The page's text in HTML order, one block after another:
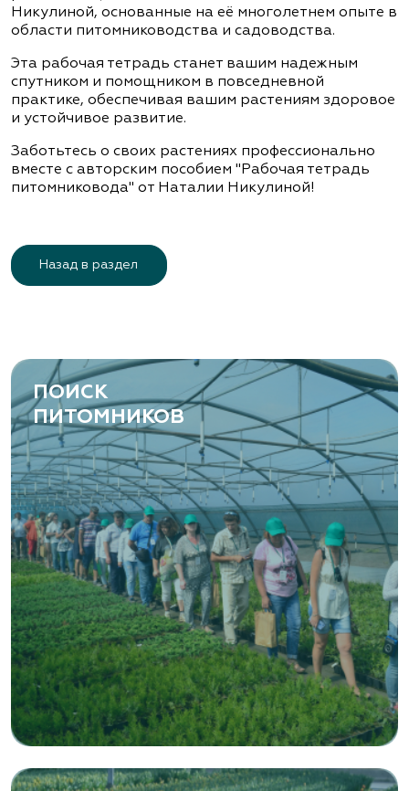
Никулиной, основанные на её многолетнем опыте в
области питомниководства и садоводства.
Эта рабочая тетрадь станет вашим надежным
спутником и помощником в повседневной
практике, обеспечивая вашим растениям здоровое
и устойчивое развитие.
Заботьтесь о своих растениях профессионально
вместе с авторским пособием "Рабочая тетрадь
питомниковода" от Наталии Никулиной!
Назад в раздел
ПОИСК
ПИТОМНИКОВ